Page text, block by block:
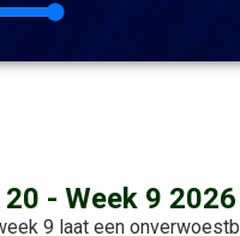
- Week 9 2026
9 laat een